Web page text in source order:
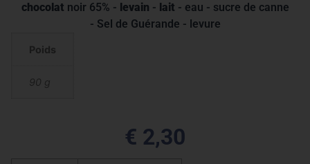
chocolat noir 65% - levain - lait - eau - sucre de canne
- Sel de Guérande - levure
Poids
90 g
€ 2,30